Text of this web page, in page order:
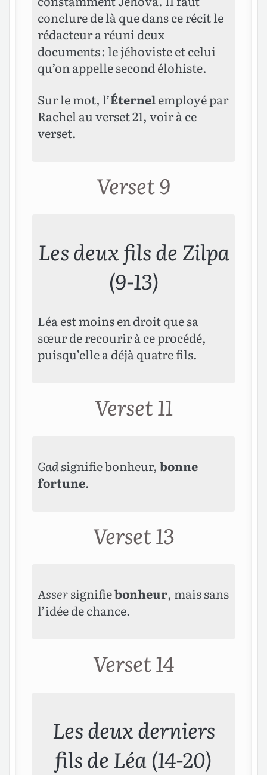
conclure de là que dans ce récit le
rédacteur a réuni deux
documents : le jéhoviste et celui
qu’on appelle second élohiste.
Sur le mot, l’Éternelemployé par
Rachel au verset 21, voir à ce
verset.
Verset 9
Les deux fils de Zilpa
(9-13)
Léa est moins en droit que sa
sœur de recourir à ce procédé,
puisqu’elle a déjà quatre fils.
Verset 11
Gadsignifie bonheur, bonne
fortune.
Verset 13
Assersignifiebonheur, mais sans
l’idée de chance.
Verset 14
Les deux derniers
fils de Léa (14-20)